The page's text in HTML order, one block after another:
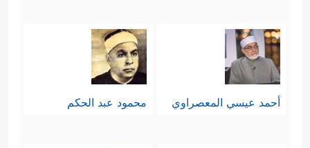
أحمد عيسي المعصراوي محمود عبد الحكم